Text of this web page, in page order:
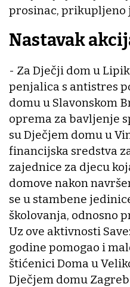
prosinac, prikupljeno
Nastavak
- Za Dječji dom u
penjalica s antistres
domu u Slavonskom
oprema za bavljenje
su Dječjem domu u
financijska sredstva
zajednice za djecu
domove nakon
se u stambene
školovanja, odnosno
Uz ove aktivnosti
godine pomogao i
štićenici Doma u
Dječjem domu